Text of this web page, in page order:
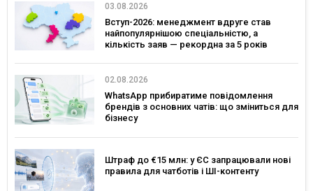
03.08.2026
Вступ-2026: менеджмент вдруге став
найпопулярнішою спеціальністю, а
кількість заяв — рекордна за 5 років
02.08.2026
WhatsApp прибиратиме повідомлення
брендів з основних чатів: що зміниться для
бізнесу
Штраф до €15 млн: у ЄС запрацювали нові
правила для чатботів і ШІ-контенту